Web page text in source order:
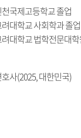
국제고등학교 졸업
대학교 사회학과 졸업
대학교 법학전문대학
사(2025, 대한민국)